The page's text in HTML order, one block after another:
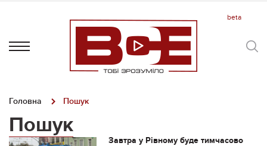
Головна Пошук
Пошук
Завтра у Рівному буде тимчасово